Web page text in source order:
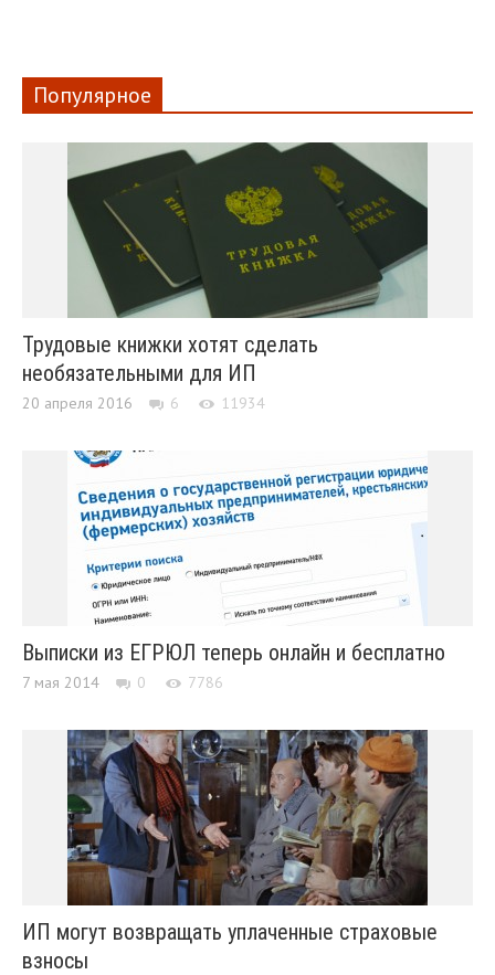
Популярное
Трудовые книжки хотят сделать
необязательными для ИП
20 апреля 2016 6 11934
Выписки из ЕГРЮЛ теперь онлайн и бесплатно
7 мая 2014 0 7786
ИП могут возвращать уплаченные страховые
взносы